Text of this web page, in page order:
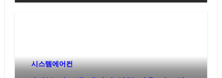
시스템에어컨